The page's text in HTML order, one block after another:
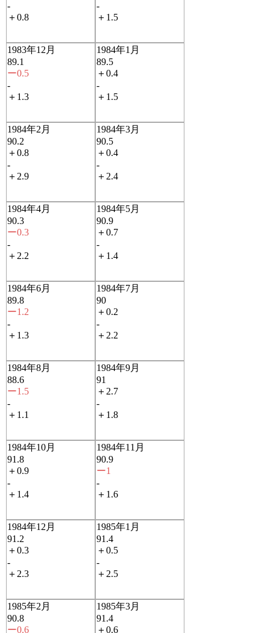
-
＋0.8
-
＋1.5
1983年12月
89.1
ー0.5
-
＋1.3
1984年1月
89.5
＋0.4
-
＋1.5
1984年2月
90.2
＋0.8
-
＋2.9
1984年3月
90.5
＋0.4
-
＋2.4
1984年4月
90.3
ー0.3
-
＋2.2
1984年5月
90.9
＋0.7
-
＋1.4
1984年6月
89.8
ー1.2
-
＋1.3
1984年7月
90
＋0.2
-
＋2.2
1984年8月
88.6
ー1.5
-
＋1.1
1984年9月
91
＋2.7
-
＋1.8
1984年10月
91.8
＋0.9
-
＋1.4
1984年11月
90.9
ー1
-
＋1.6
1984年12月
91.2
＋0.3
-
＋2.3
1985年1月
91.4
＋0.5
-
＋2.5
1985年2月
90.8
ー0.6
1985年3月
91.4
＋0.6